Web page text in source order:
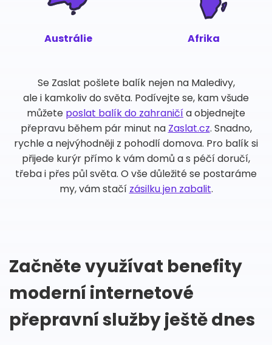
Austrálie Afrika
Se Zaslat pošlete balík nejen na Maledivy,
ale i kamkoliv do světa. Podívejte se, kam všude
můžete poslat balík do zahraničía objednejte
přepravu během pár minut na Zaslat.cz. Snadno,
rychle a nejvýhodněji z pohodlí domova. Pro balík si
přijede kurýr přímo k vám domů a s péčí doručí,
třeba i přes půl světa. O vše důležité se postaráme
my, vám stačí zásilku jen zabalit.
Začněte využívat benefity
moderní internetové
přepravní služby ještě dnes